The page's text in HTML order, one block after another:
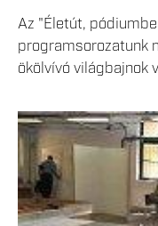
Az "Életút,
programsorozatunk
ökölvívó világbajnok